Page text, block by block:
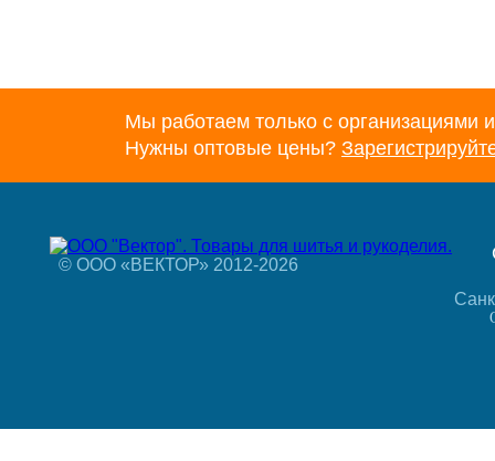
Мы работаем только с организациями
Нужны оптовые цены?
© ООО «ВЕКТОР» 2012-2026